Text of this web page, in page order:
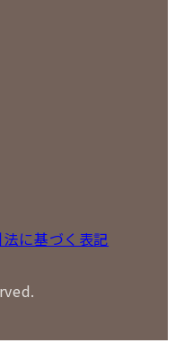
に基づく表記